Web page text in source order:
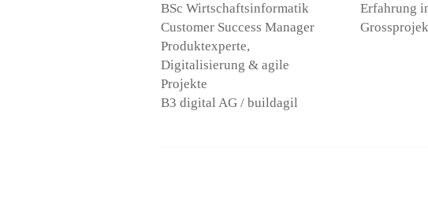
BSc Wirtschaftsinformatik
Customer Success Manager
Produktexperte,
Digitalisierung & agile
Projekte
B3 digital AG / buildagil
Erfahrung